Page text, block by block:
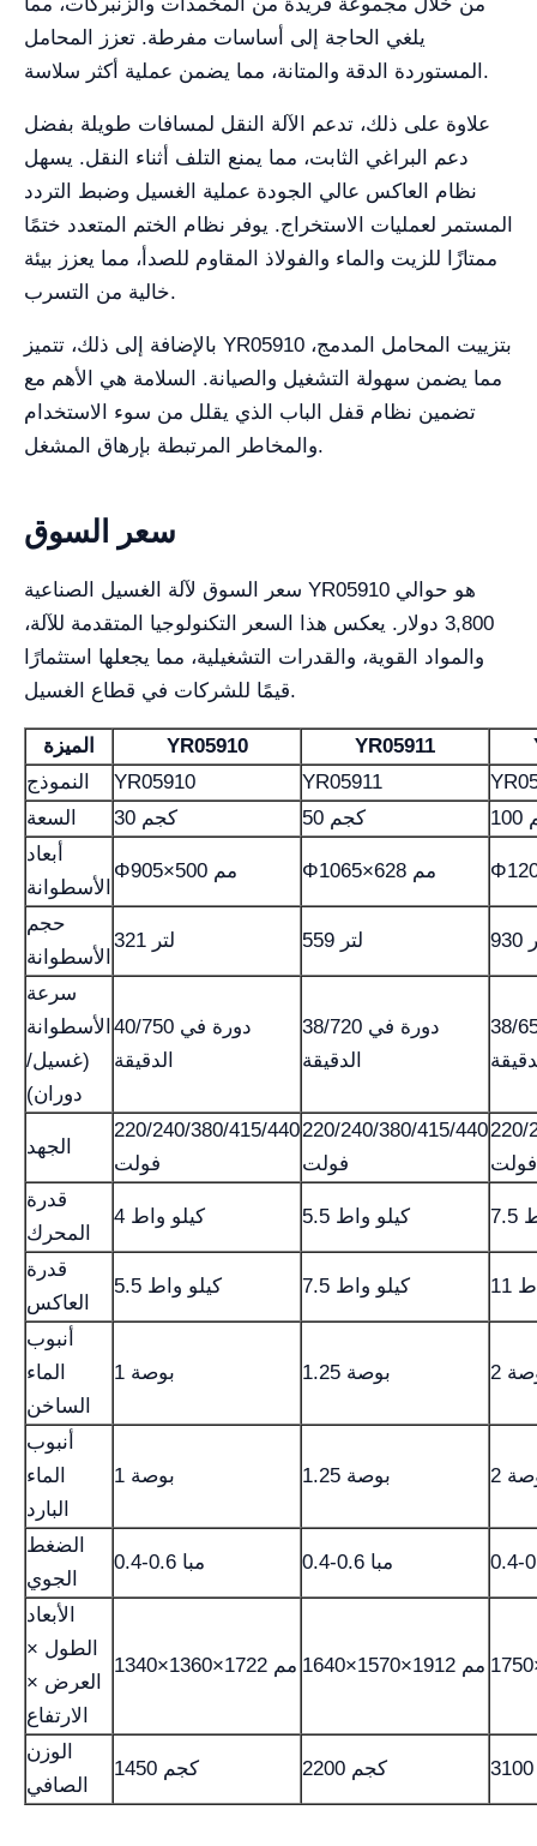
يلغي الحاجة إلى أساسات مفرطة. تعزز المحامل
المستوردة الدقة والمتانة، مما يضمن عملية أكثر سلاسة.
علاوة على ذلك، تدعم الآلة النقل لمسافات طويلة بفضل
دعم البراغي الثابت، مما يمنع التلف أثناء النقل. يسهل
نظام العاكس عالي الجودة عملية الغسيل وضبط التردد
المستمر لعمليات الاستخراج. يوفر نظام الختم المتعدد ختمًا
ممتازًا للزيت والماء والفولاذ المقاوم للصدأ، مما يعزز بيئة
خالية من التسرب.
بالإضافة إلى ذلك، تتميز YR05910 بتزييت المحامل المدمج،
مما يضمن سهولة التشغيل والصيانة. السلامة هي الأهم مع
تضمين نظام قفل الباب الذي يقلل من سوء الاستخدام
والمخاطر المرتبطة بإرهاق المشغل.
سعر السوق
سعر السوق لآلة الغسيل الصناعية YR05910 هو حوالي
3,800 دولار. يعكس هذا السعر التكنولوجيا المتقدمة للآلة،
والمواد القوية، والقدرات التشغيلية، مما يجعلها استثمارًا
قيمًا للشركات في قطاع الغسيل.
الميزة YR05910 YR05911
النموذج
YR05910 YR05911
السعة
30 كجم 50 كجم
أبعاد
الأسطوانة
Φ905×500 مم Φ1065×628 مم
حجم
الأسطوانة
321 لتر 559 لتر
سرعة
الأسطوانة
(غسيل/
دوران)
40/750 دورة في
الدقيقة
38/720 دورة في
الدقيقة
دورة في
الجهد
220/240/380/415/440
فولت
220/240/380/415/440
فولت
220/
فولت
قدرة
المحرك
4 كيلو واط 5.5 كيلو واط
قدرة
العاكس
5.5 كيلو واط 7.5 كيلو واط
أنبوب
الماء
الساخن
1 بوصة 1.25 بوصة
أنبوب
الماء
البارد
1 بوصة 1.25 بوصة
الضغط
الجوي
0.4-0.6 مبا 0.4-0.6 مبا
الأبعاد
الطول ×
العرض ×
الارتفاع
1340×1360×1722 مم 1640×1570×1912 مم
الوزن
الصافي
1450 كجم 2200 كجم